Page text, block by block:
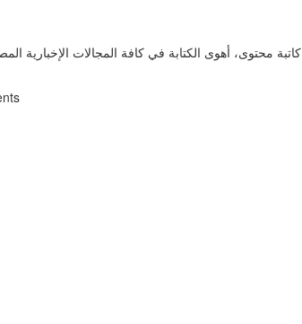
كاتبة محتوى، أهوى الكتابة في كافة المجالات الإخبارية